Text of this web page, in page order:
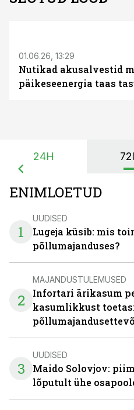
01.06.26, 13:29
Nutikad akusalvestid
päikeseenergia taas
24H
ENIMLOETUD
1
UUDISED
Lugeja küsib: mis
põllumajanduses?
2
MAJANDUSTULEMUSED
Infortari ärikasum
kasumlikkust
3
UUDISED
Maido Solovjov:
lõputult ühe